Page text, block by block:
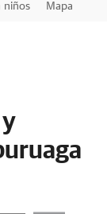
niños Mapa